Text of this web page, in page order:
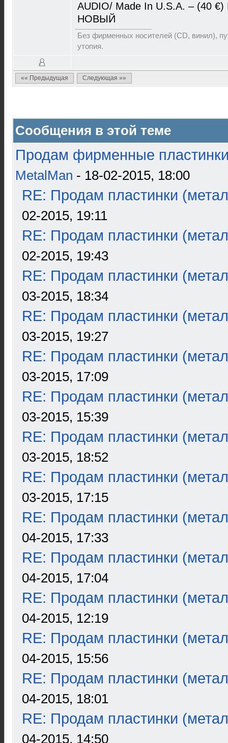
AUDIO/ Made In U.S.A. – (40 €)
НОВЫЙ
Без фирменных носителей (CD, винил),
утопия.
«« Предыдущая Следующая »»
Сообщения в этой теме
Продам фирменные
MetalMan - 18-02-2015, 18:00
RE: Продам пластинки
02-2015, 19:11
RE: Продам пластинки
02-2015, 19:43
RE: Продам пластинки
03-2015, 18:34
RE: Продам пластинки
03-2015, 19:27
RE: Продам пластинки
03-2015, 17:09
RE: Продам пластинки
03-2015, 15:39
RE: Продам пластинки
03-2015, 18:52
RE: Продам пластинки
03-2015, 17:15
RE: Продам пластинки
04-2015, 17:33
RE: Продам пластинки
04-2015, 17:04
RE: Продам пластинки
04-2015, 12:19
RE: Продам пластинки
04-2015, 15:56
RE: Продам пластинки
04-2015, 18:01
RE: Продам пластинки
04-2015, 14:50